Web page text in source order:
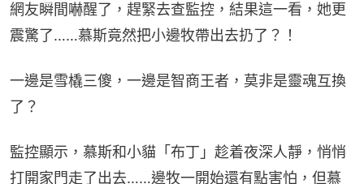
網友瞬間嚇醒了，趕緊去查監控，結果這一看，她更
震驚了……慕斯竟然把小邊牧帶出去扔了？！
一邊是雪橇三傻，一邊是智商王者，莫非是靈魂互換
了？
監控顯示，慕斯和小貓「布丁」趁着夜深人靜，悄悄
打開家門走了出去……邊牧一開始還有點害怕，但慕